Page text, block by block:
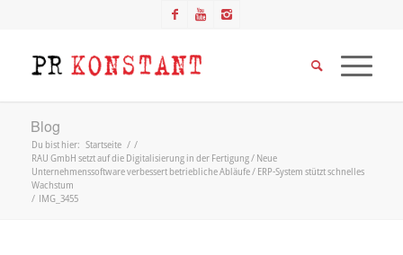
Blog
Du bist hier: Startseite / /
RAU GmbH setzt auf die Digitalisierung in der Fertigung / Neue
Unternehmenssoftware verbessert betriebliche Abläufe / ERP-System stützt schnelles
Wachstum
/ IMG_3455